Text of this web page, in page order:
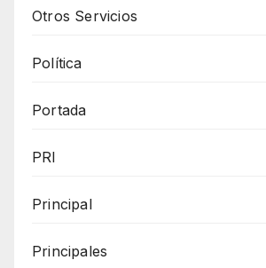
Otros Servicios
Política
Portada
PRI
Principal
Principales